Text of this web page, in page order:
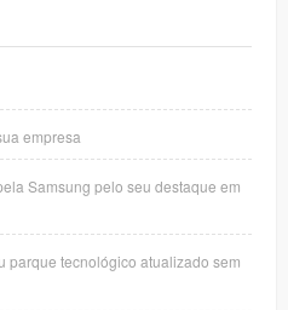
empresa
Samsung pelo seu destaque em
parque tecnológico atualizado sem